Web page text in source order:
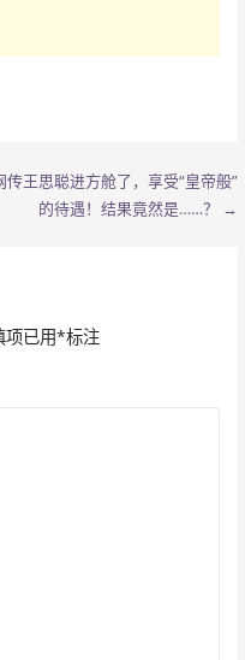
传王思聪进方舱了，享受“皇帝般”
的待遇！结果竟然是……？ →
项已用*标注